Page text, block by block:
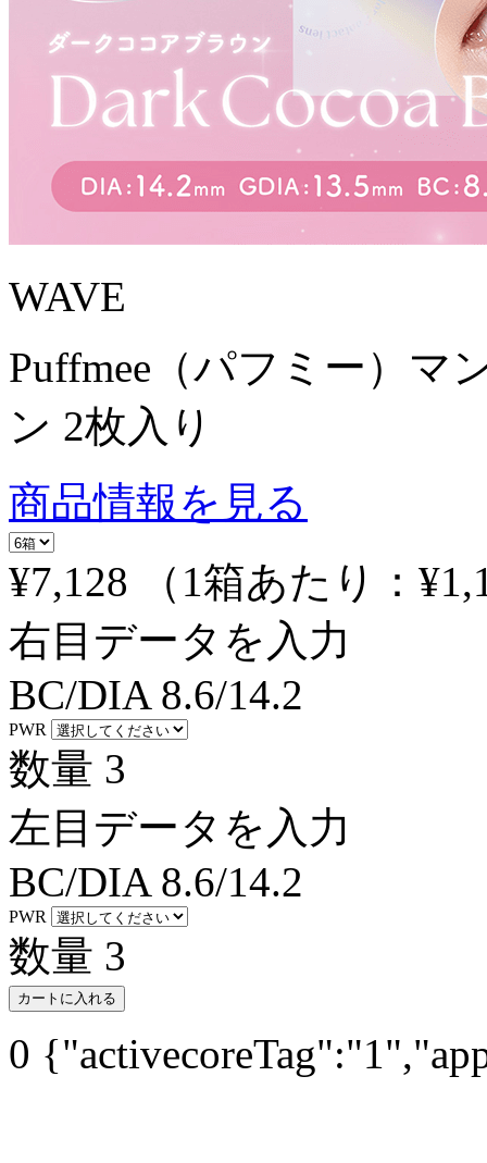
WAVE
Puffmee（パフミー）マ
ン 2枚入り
商品情報を見る
¥7,128
（1箱あたり：
右目データを入力
BC/DIA 8.6/14.2
PWR
数量 3
左目データを入力
BC/DIA 8.6/14.2
PWR
数量 3
カートに入れる
0